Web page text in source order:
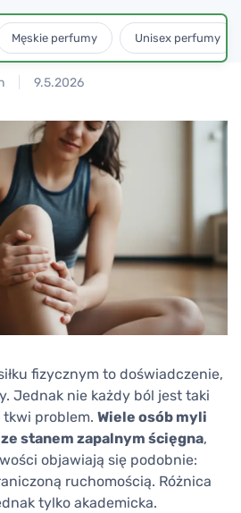
Męskie perfumy Unisex perfumy
9.5.2026
fizycznym to doświadczenie,
Jednak nie każdy ból jest taki
tkwi problem. Wiele osób myli
stanem zapalnym ścięgna,
objawiają się podobnie:
ruchomością. Różnica
tylko akademicka.